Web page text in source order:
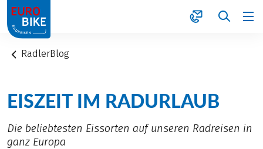
1
RadlerBlog
EISZEIT IM RADURLAUB
Die beliebtesten Eissorten auf unseren Radreisen in
ganz Europa